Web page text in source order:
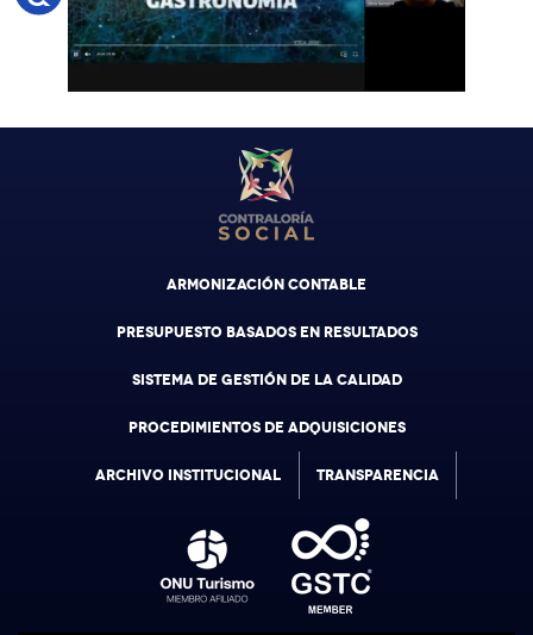
ARMONIZACIÓN CONTABLE
PRESUPUESTO BASADOS EN RESULTADOS
SISTEMA DE GESTIÓN DE LA CALIDAD
PROCEDIMIENTOS DE ADQUISICIONES
ARCHIVO INSTITUCIONAL TRANSPARENCIA